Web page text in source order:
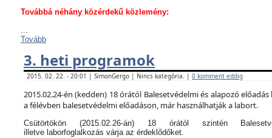
Továbbá néhány közérdekű közlemény:
...
Tovább
3. heti programok
2015. 02. 22. - 20:01 | SimonGergo | Nincs kategória. | 0 komment eddig
2015.02.24-én (kedden) 18 órától Balesetvédelmi és alapozó
a félévben balesetvédelmi előadáson, már használhatják a labort.
Csütörtökön (2015.02.26-án) 18 órától szintén
illetve laborfoglalkozás várja az érdeklődőket.